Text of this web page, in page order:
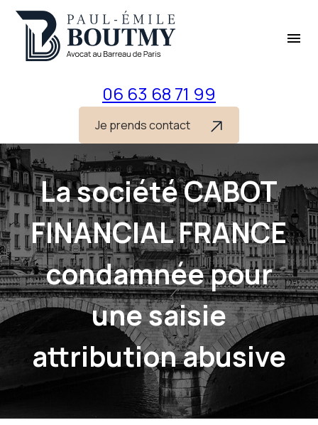
menu
06 63 68 71 99
Je prends contact
La société CABOT
FINANCIAL FRANCE
condamnée pour
une saisie
attribution abusive
Panneau de gestion des cookies